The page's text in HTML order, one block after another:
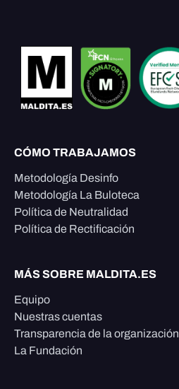
CÓMO TRABAJAMOS
Metodología Desinfo
Metodología La Buloteca
Política de Neutralidad
Política de Rectificación
MÁS SOBRE MALDITA.ES
Equipo
Nuestras cuentas
Transparencia de la organización
La Fundación